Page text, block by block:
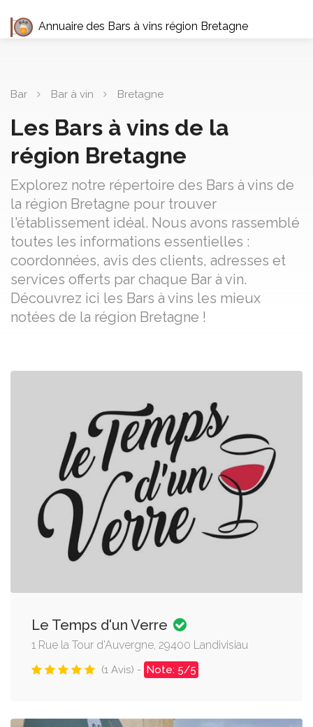
Annuaire des Bars à vins région Bretagne
Bar Bar à vin Bretagne
Les Bars à vins de la
région Bretagne
Explorez notre répertoire des Bars à vins de
la région Bretagne pour trouver
l'établissement idéal. Nous avons rassemblé
toutes les informations essentielles :
coordonnées, avis des clients, adresses et
services offerts par chaque Bar à vin.
Découvrez ici les Bars à vins les mieux
notées de la région Bretagne !
Le Temps d'un Verre
1 Rue la Tour d'Auvergne, 29400 Landivisiau
(1 Avis) - Note: 5/5